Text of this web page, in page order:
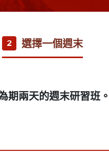
2 選擇一個週末
期兩天的週末研習班